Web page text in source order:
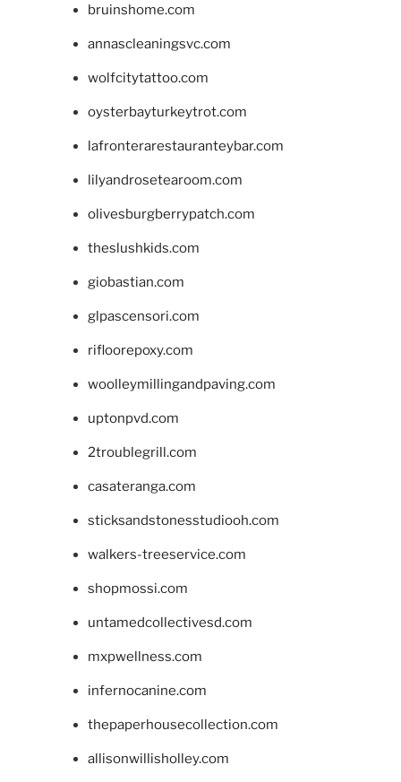
bruinshome.com
annascleaningsvc.com
wolfcitytattoo.com
oysterbayturkeytrot.com
lafronterarestauranteybar.com
lilyandrosetearoom.com
olivesburgberrypatch.com
theslushkids.com
giobastian.com
glpascensori.com
rifloorepoxy.com
woolleymillingandpaving.com
uptonpvd.com
2troublegrill.com
casateranga.com
sticksandstonesstudiooh.com
walkers-treeservice.com
shopmossi.com
untamedcollectivesd.com
mxpwellness.com
infernocanine.com
thepaperhousecollection.com
allisonwillisholley.com